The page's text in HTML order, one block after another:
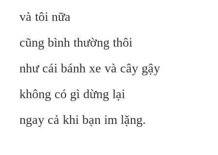
và tôi nữa
cũng bình thường thôi
như cái bánh xe và cây gậy
không có gì dừng lại
ngay cả khi bạn im lặng.